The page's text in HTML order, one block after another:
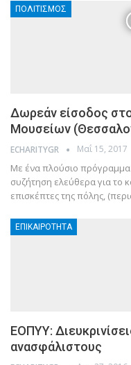
ΠΟΛΙΤΙΣΜΌΣ
Δωρεάν είσοδος
Μουσείων
ECHARITYGR Μαΐ 15, 2017
Με ένα πλούσιο πρόγραμμα
συζήτηση ελεύθερα για το
επισκέπτες της πόλης,
ΕΠΙΚΑΙΡΌΤΗΤΑ
ΕΟΠΥΥ:
ανασφάλιστους